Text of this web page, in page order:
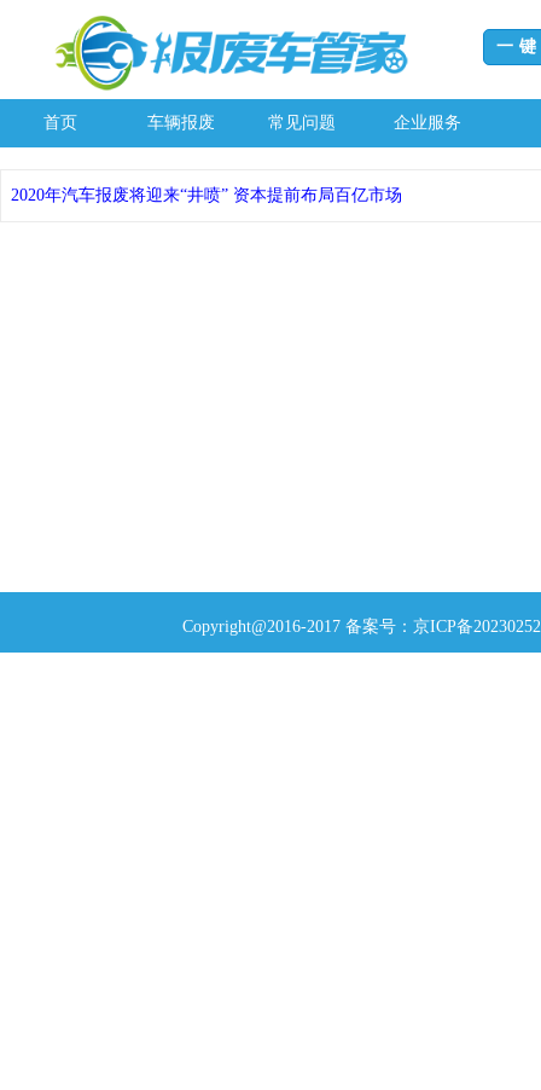
一
首页 车辆报废 常见问题 企业服务
2020年汽车报废将迎来“井喷” 资本提前布局百亿市场
Copyright@2016-2017 备案号： 京ICP备